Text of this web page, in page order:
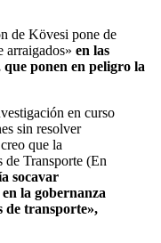
de Kövesi pone de
arraigados» en las
ponen en peligro la
en curso
sin resolver
que la
de Transporte (En
socavar
la gobernanza
de transporte»,